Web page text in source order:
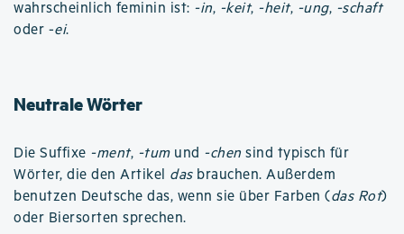
wahrscheinlich feminin ist: -in, -keit, -heit, -ung, -schaft
oder -ei.
Neutrale Wörter
Die Suffixe -ment, -tumund -chen sind typisch für
Wörter, die den Artikel dasbrauchen. Außerdem
benutzen Deutsche das, wenn sie über Farben (das Rot)
oder Biersorten sprechen.